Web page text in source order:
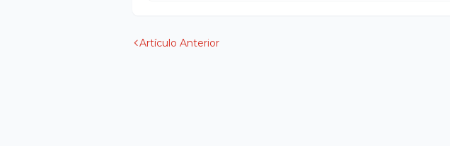
Artículo Anterior